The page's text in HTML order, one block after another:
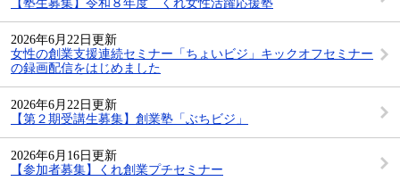
【塾生募集】令和８年度 くれ女性活躍応援塾
2026年6月22日更新
女性の創業支援連続セミナー「ちょいビジ」キックオフセミナー
の録画配信をはじめました
2026年6月22日更新
【第２期受講生募集】創業塾「ぶちビジ」
2026年6月16日更新
【参加者募集】くれ創業プチセミナー